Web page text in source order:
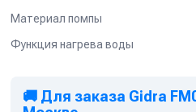
Материал помпы
Функция нагрева воды
🚚 Для заказа Gidra